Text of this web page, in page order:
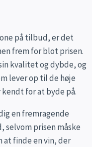
på tilbud, er det
frem for blot prisen.
kvalitet og dybde, og
lever op til de høje
for at byde på.
en fremragende
selvom prisen måske
at finde en vin, der